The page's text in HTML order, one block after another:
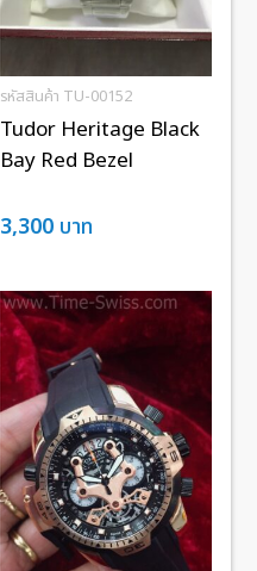
รหัสสินค้า TU-00152
Tudor Heritage Black
Bay Red Bezel
3,300 บาท